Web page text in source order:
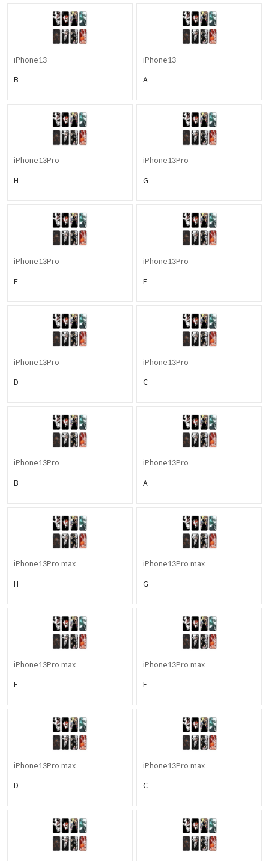
iPhone13
B
iPhone13
A
iPhone13Pro
H
iPhone13Pro
G
iPhone13Pro
F
iPhone13Pro
E
iPhone13Pro
D
iPhone13Pro
C
iPhone13Pro
B
iPhone13Pro
A
iPhone13Pro max
H
iPhone13Pro max
G
iPhone13Pro max
F
iPhone13Pro max
E
iPhone13Pro max
D
iPhone13Pro max
C